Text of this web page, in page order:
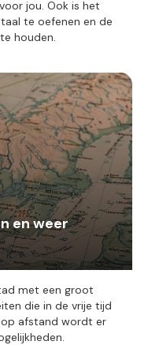
jou. Ook is het
te oefenen en de
houden.
en weer
met een groot
die in de vrije tijd
afstand wordt er